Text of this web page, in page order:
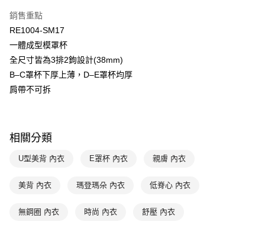
【關於「AFTEE先享後付」】
AFTEE先享後付是「在收到商品之後才付款」的支付方式。 讓您購物簡單
便利好安心！
１．簡單：不需註冊會員、不需綁卡、不需儲值。
２．便利：只要手機號碼，簡訊認證，即可結帳。
３．安心：先確認商品／服務後，再付款。
【「AFTEE先享後付」結帳流程】
３．收到繳費通知簡訊後14天內，點擊此簡訊中的連結，可透過四大超商／
※ 請注意：結帳手續完成當下不需立刻繳費，但若您需要取消訂單，請聯絡
後付繳納相關費用。
※ 交易是否成功請以「AFTEE先享後付 」之結帳頁面顯示為準，若有關於
客戶支援中心」
https://netprotections.freshdesk.com/support/home
ATM付款
運送方式
全家取貨付款$888免運-以PackAge+配客嘉循環箱包裝寄出
每筆NT$90，滿NT$888(含以上)免運費
每筆NT$90，滿NT$888(含以上)免運費
萊爾富取貨付款
付款後萊爾富取貨
每筆NT$90，滿NT$1,000(含以上)免運費
銷售重點
RE1004-SM17
一體成型模罩杯
全尺寸皆為3排2鉤設計(38mm)
B–C罩杯下厚上薄，D–E罩杯均厚
肩帶不可拆
相關分類
U型美背 內衣 E罩杯 內衣 親膚 內衣
美背 內衣 瑪登瑪朵 內衣 低脊心 內衣
無鋼圈 內衣 時尚 內衣 舒壓 內衣